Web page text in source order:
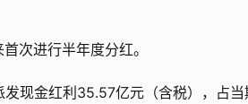
次进行半年度分红。
现金红利35.57亿元（含税），占当